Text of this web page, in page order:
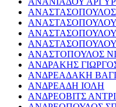
ΑΝΑΣΤΟΠΟΥΛΟΣ
ΑΝΔΡΑΚΗΣ
ΑΝΔΡΕΑΔΑΚΗ
ΑΝΔΡΕΑΔΗ ΙΟΛΗ
ΑΝΔΡΕΟΒΙΤΣ